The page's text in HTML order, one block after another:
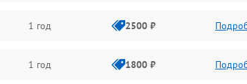
1 год 2500 ₽
1 год 1800 ₽